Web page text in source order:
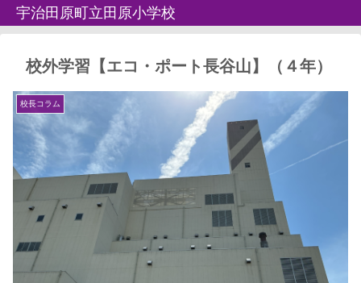
宇治田原町立田原小学校
校外学習【エコ・ポート長谷山】（４年）
校長コラム